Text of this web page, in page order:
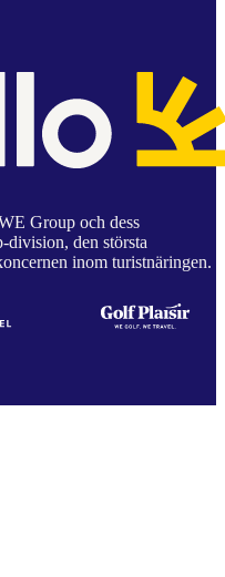
Group och dess
den största
inom turistnäringen.